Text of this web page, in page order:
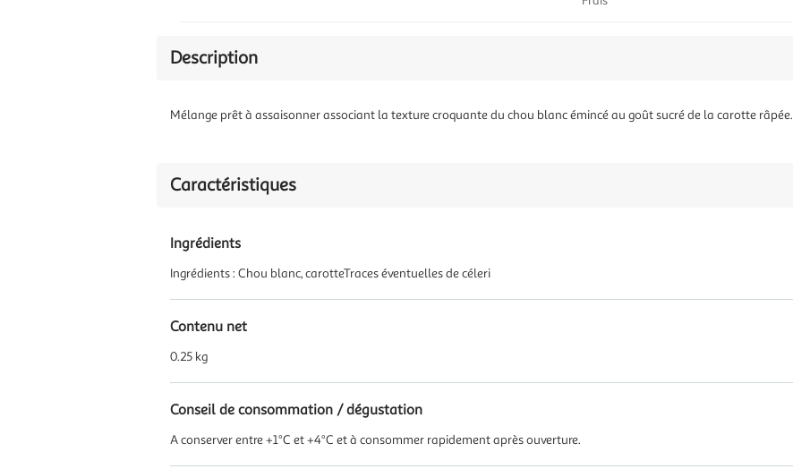
Description
Mélange prêt à assaisonner associant la texture croquante du chou blanc émincé au goût sucré de la carotte râpée.
Caractéristiques
Ingrédients
Ingrédients : Chou blanc, carotteTraces éventuelles de céleri
Contenu net
0.25 kg
Conseil de consommation / dégustation
A conserver entre +1°C et +4°C et à consommer rapidement après ouverture.